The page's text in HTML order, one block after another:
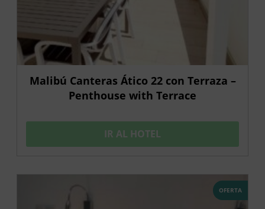
Malibú Canteras Ático 22 con Terraza –
Penthouse with Terrace
IR AL HOTEL
OFERTA